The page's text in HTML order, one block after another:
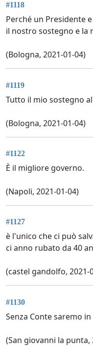
#1118
Perché un Presidente
il nostro sostegno e la
(Bologna, 2021-01-04)
#1119
Tutto il mio sostegno
(Bologna, 2021-01-04)
#1122
È il migliore governo.
(Napoli, 2021-01-04)
#1127
è l'unico che ci può
ci anno rubato da 40
(castel gandolfo, 2021-
#1130
Senza Conte saremo
(San giovanni la punta,